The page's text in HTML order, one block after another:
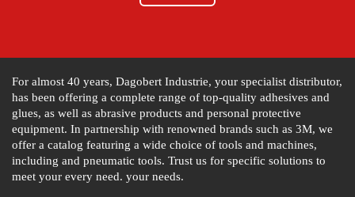
For almost 40 years, Dagobert Industrie, your specialist distributor,
has been offering a complete range of top-quality adhesives and
glues, as well as abrasive products and personal protective
equipment. In partnership with renowned brands such as 3M, we
offer a catalog featuring a wide choice of tools and machines,
including and pneumatic tools. Trust us for specific solutions to
meet your every need. your needs.